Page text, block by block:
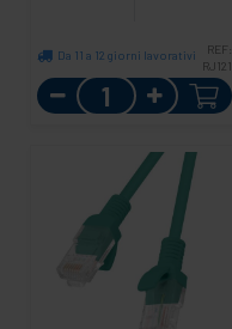
Da 11 a 12 giorni lavorativi
REF:
RJ121
Quantità